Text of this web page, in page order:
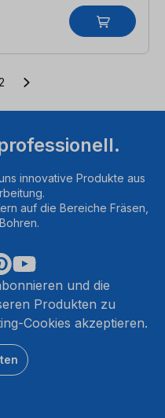
Seite
2
innovative Produkte aus
auf die Bereiche Fräsen,
und die
Produkten zu
Cookies akzeptieren.